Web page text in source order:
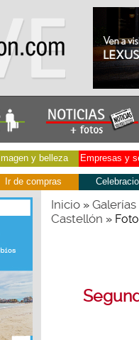
Imagen y belleza Empresas y
Ir de compras
Inicio» Galerías
Castellón »